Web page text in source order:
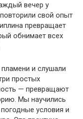
вечер у
свой опыт
превращает
обнимает всех
и слушали
простых
— превращают
Мы научились
условия и